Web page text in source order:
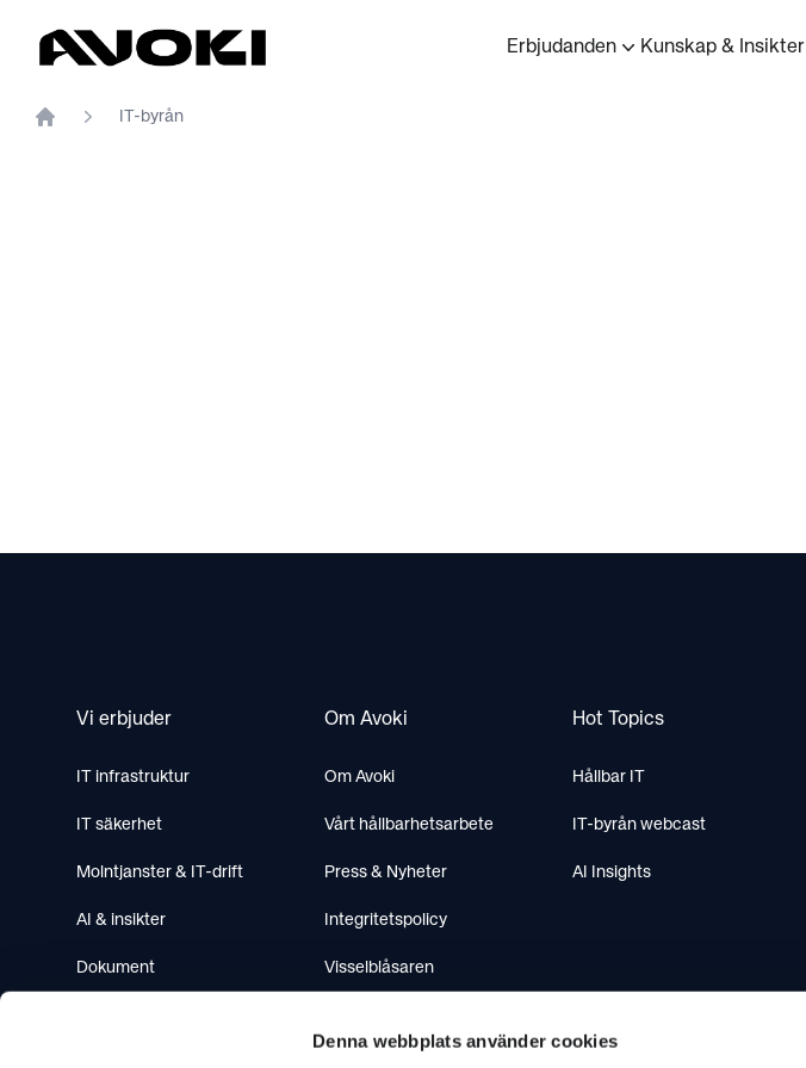
Denna webbplats använder cookies
Avoki Erbjudanden Kunskap & Insikter
IT-byrån
Vi erbjuder
IT infrastruktur
IT säkerhet
Molntjanster & IT-drift
AI & insikter
Dokument
Om Avoki
Om Avoki
Vårt hållbarhetsarbete
Press & Nyheter
Integritetspolicy
Visselblåsaren
Hot Topics
Hållbar IT
IT-byrån webcast
AI Insights